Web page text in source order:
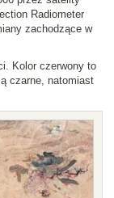
Radiometer
zachodzące w
Kolor czerwony to
czarne, natomiast